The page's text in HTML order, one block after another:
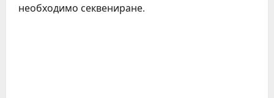
необходимо секвениране.